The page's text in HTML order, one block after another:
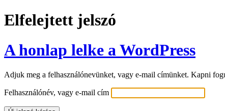
Elfelejtett jelszó
A honlap lelke a WordPress
Adjuk meg a felhasználónevünket, vagy e-mail címünket. Kapni
Felhasználónév, vagy e-mail cím